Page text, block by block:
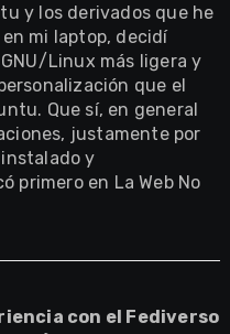
y los derivados que he
en mi laptop, decidí
Linux más ligera y
que el
Que sí, en general
justamente por
y
primero en La Web No
con el Fediverso